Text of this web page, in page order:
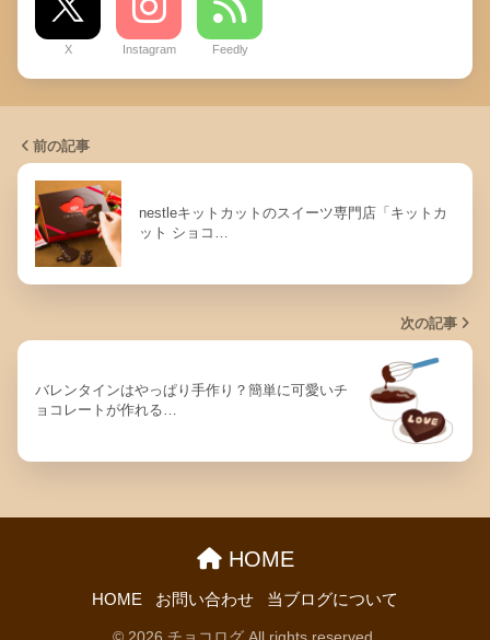
X Instagram Feedly
前の記事
nestleキットカットのスイーツ専門店「キットカ
ット ショコ…
次の記事
バレンタインはやっぱり手作り？簡単に可愛いチ
ョコレートが作れる…
HOME
HOME お問い合わせ 当ブログについて